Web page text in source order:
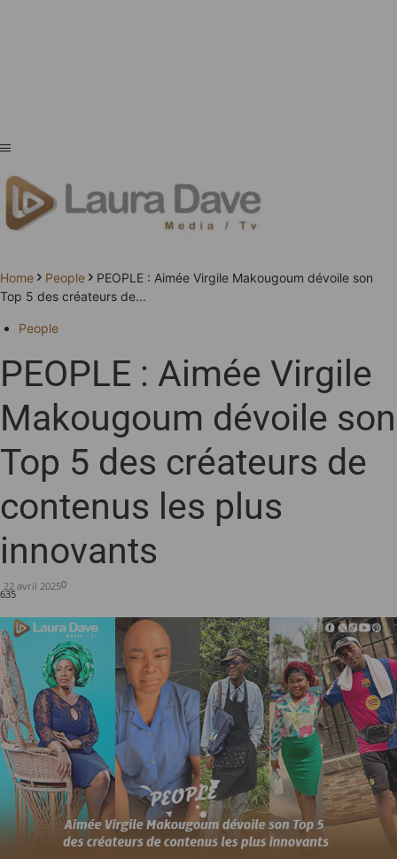
Home People
PEOPLE : Aimée Virgile Makougoum dévoile son
Top 5 des créateurs de...
People
PEOPLE : Aimée Virgile
Makougoum dévoile son
Top 5 des créateurs de
contenus les plus
innovants
22 avril 20250
635